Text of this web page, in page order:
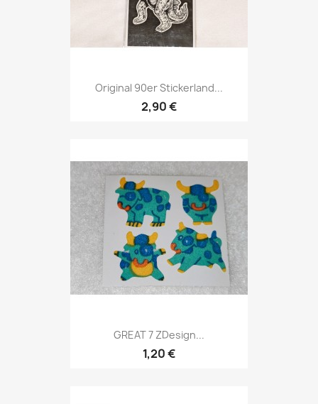
Original 90er Stickerland...
2,90 €
GREAT 7 ZDesign...
1,20 €